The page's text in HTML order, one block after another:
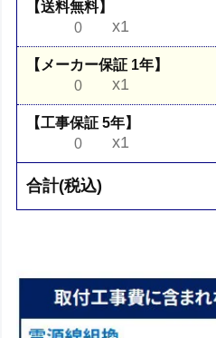
【送料無料】
0
x1
【メーカー保証 1年】
0
x1
【工事保証 5年】
0
x1
合計(税込)